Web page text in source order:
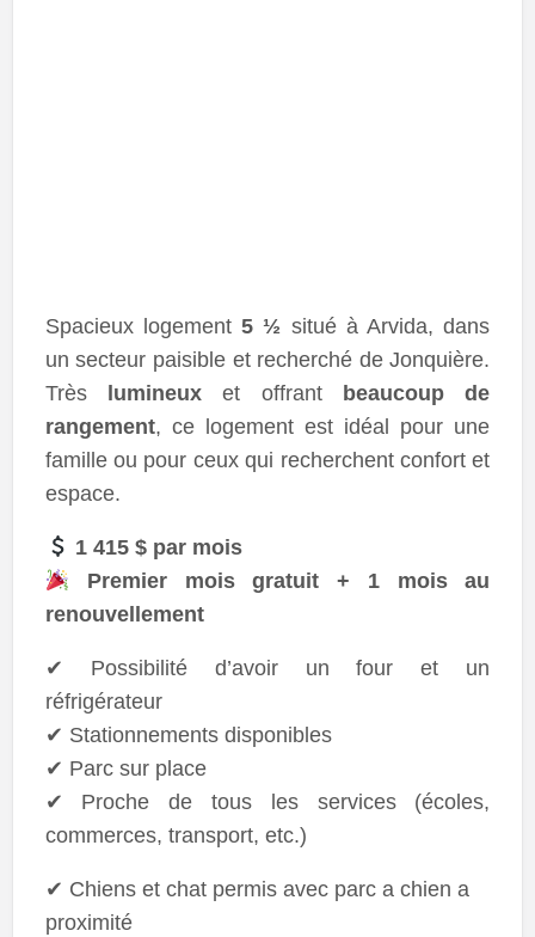
Spacieux logement5 ½ situé à Arvida, dans
un secteur paisible et recherché de Jonquière.
Très
lumineux et offrant
beaucoup de
rangement, ce logement est idéal pour une
famille ou pour ceux qui recherchent confort et
espace.
1 415 $ par mois
Premier mois gratuit + 1 mois au
renouvellement
✔ Possibilité d’avoir un four et un
réfrigérateur
✔ Stationnements disponibles
✔ Parc sur place
✔ Proche de tous les services (écoles,
commerces, transport, etc.)
✔ Chiens et chat permis avec parc a chien a
proximité